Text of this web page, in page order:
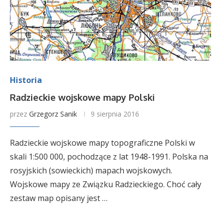
Historia
Radzieckie wojskowe mapy Polski
przez Grzegorz Sanik 9 sierpnia 2016
Radzieckie wojskowe mapy topograficzne Polski w
skali 1:500 000, pochodzące z lat 1948-1991. Polska na
rosyjskich (sowieckich) mapach wojskowych.
Wojskowe mapy ze Związku Radzieckiego. Choć cały
zestaw map opisany jest …